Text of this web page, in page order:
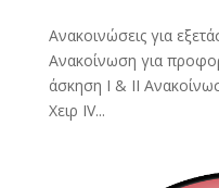
Ανακοινώσεις για
Ανακοίνωση για
άσκηση Ι & ΙΙ
Χειρ IV...